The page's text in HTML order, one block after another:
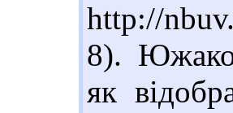
http://
8).
як